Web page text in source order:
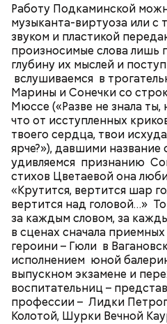
Работу Подкаминской
музыканта-виртуоза или с
звуком и пластикой
произносимые слова лишь
глубину их мыслей и
вслушиваемся в
Марины и Сонечки со
Мюссе («Разве не знала
что от исступленных
твоего сердца, твои
ярче?»), давшими название
удивляемся признанию
стихов Цветаевой она
«Крутится, вертится шар
вертится над головой…»
за каждым словом, за
в сценах сначала
героини – Гюли в
исполнением юной
выпускном экзамене и
воспитательниц –
профессии – Лидки
Колотой, Шурки Вечной
Молодая красавица Фэй
Килмер) помогает своему
Мэдсен) совершить
членов мафии и забрать у
огромной суммой денег.
автомобильное
происшествия. «Вырубив»
за помощью к частному
его сымитировать ее
где деньги и… «труп» Фэй.
получил гран-при
кино в Коньяке (Франция)
культового. Во многом
искренняя манера игры
возможность сниматься
King for a Day (из альбома